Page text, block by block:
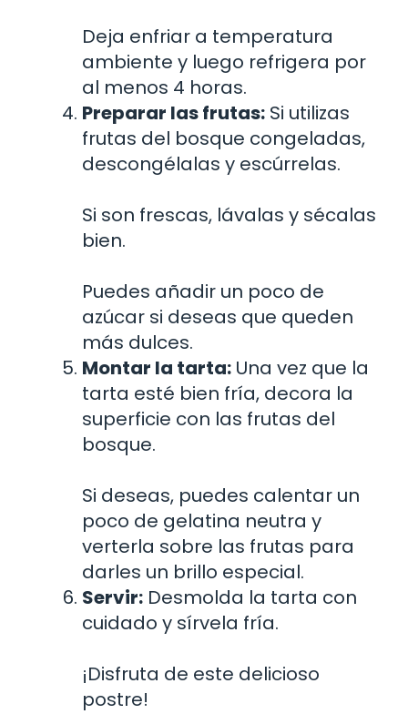
Deja enfriar a temperatura
ambiente y luego refrigera por
al menos 4 horas.
Preparar las frutas: Si utilizas
frutas del bosque congeladas,
descongélalas y escúrrelas.
Si son frescas, lávalas y sécalas
bien.
Puedes añadir un poco de
azúcar si deseas que queden
más dulces.
Montar la tarta: Una vez que la
tarta esté bien fría, decora la
superficie con las frutas del
bosque.
Si deseas, puedes calentar un
poco de gelatina neutra y
verterla sobre las frutas para
darles un brillo especial.
Servir: Desmolda la tarta con
cuidado y sírvela fría.
¡Disfruta de este delicioso
postre!